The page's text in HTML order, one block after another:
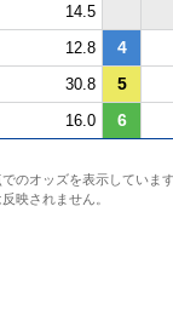
14.5
12.8
4
30.8
5
16.0 6
のオッズを表示していま
映されません。